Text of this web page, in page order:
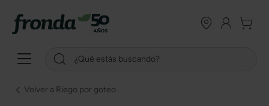
Volver a Riego por goteo